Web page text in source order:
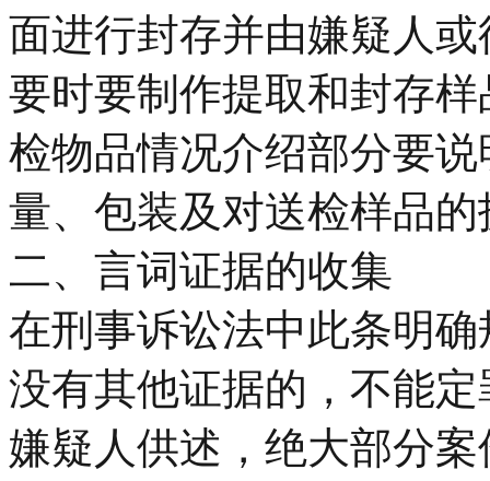
面进行封存并由嫌疑人
要时要制作提取和封存
检物品情况介绍部分要
量、包装及对送检样品
二、言词证据的收集
在刑事诉讼法中此条明
没有其他证据的，不能
嫌疑人供述，绝大部分